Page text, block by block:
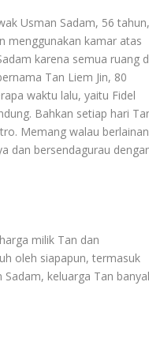
Usman Sadam, 56
menggunakan kamar atas
karena semua ruang
Tan Liem Jin, 80
waktu lalu, yaitu Fidel
Bahkan setiap hari
Memang walau berlainan
dan bersendagurau
milik Tan dan
oleh siapapun, termasuk
keluarga Tan